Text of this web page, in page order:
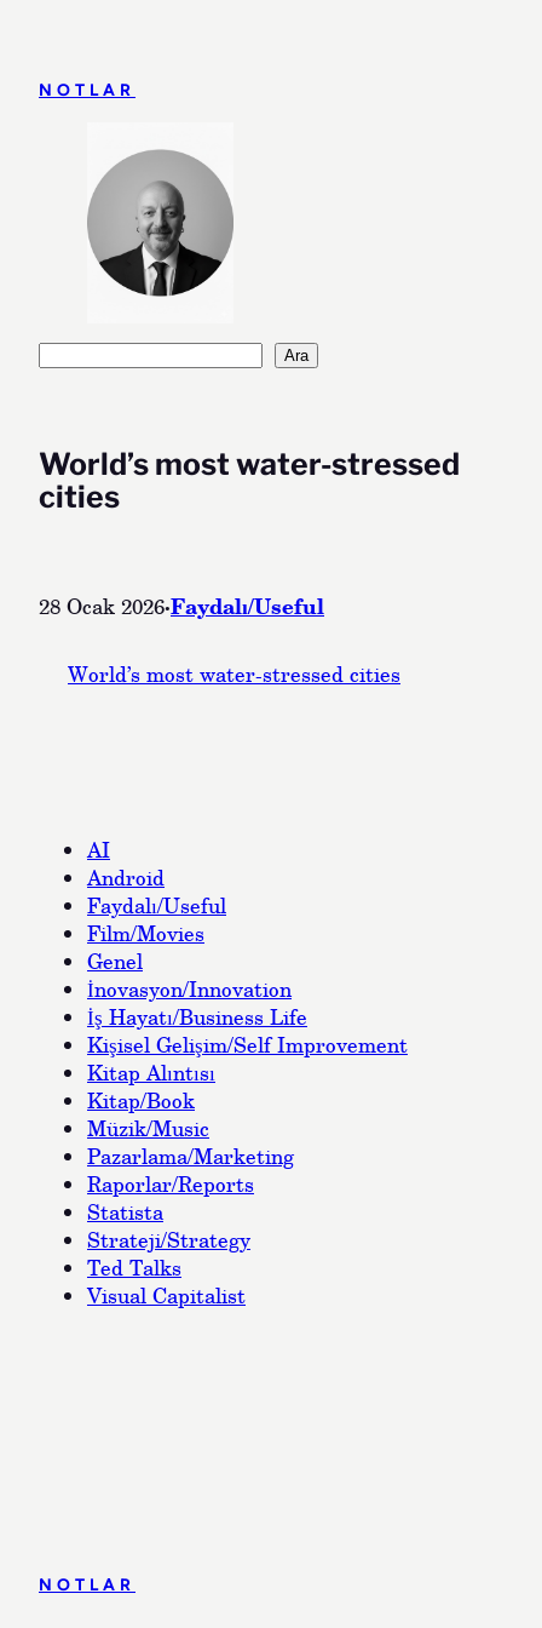
NOTLAR
Ara
World’s most water-stressed
cities
28 Ocak 2026·Faydalı/Useful
World’s most water-stressed cities
AI
Android
Faydalı/Useful
Film/Movies
Genel
İnovasyon/Innovation
İş Hayatı/Business Life
Kişisel Gelişim/Self Improvement
Kitap Alıntısı
Kitap/Book
Müzik/Music
Pazarlama/Marketing
Raporlar/Reports
Statista
Strateji/Strategy
Ted Talks
Visual Capitalist
NOTLAR